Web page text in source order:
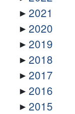
2021
2020
2019
2018
2017
2016
2015